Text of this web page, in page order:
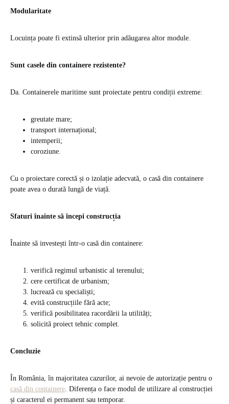
Modularitate
Locuința poate fi extinsă ulterior prin adăugarea altor module.
Sunt casele din containere rezistente?
Da. Containerele maritime sunt proiectate pentru condiții extreme:
greutate mare;
transport internațional;
intemperii;
coroziune.
Cu o proiectare corectă și o izolație adecvată, o casă din containere
poate avea o durată lungă de viață.
Sfaturi înainte să începi construcția
Înainte să investești într-o casă din containere:
verifică regimul urbanistic al terenului;
cere certificat de urbanism;
lucrează cu specialiști;
evită construcțiile fără acte;
verifică posibilitatea racordării la utilități;
solicită proiect tehnic complet.
Concluzie
În România, în majoritatea cazurilor, ai nevoie de autorizație pentru o
casă din containere. Diferența o face modul de utilizare al construcției
și caracterul ei permanent sau temporar.